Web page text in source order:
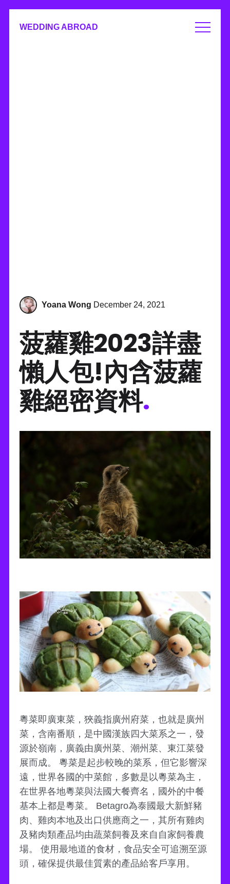
WEDDING ABROAD
Yoana Wong December 24, 2021
菠蘿雞2023詳盡
懶人包!內含菠蘿
雞絕密資料.
粵菜即廣東菜，狹義指廣州府菜，也就是廣州
菜，含南番順，是中國漢族四大菜系之一，發
源於嶺南，廣義由廣州菜、潮州菜、東江菜發
展而成。 粵菜是起步較晚的菜系，但它影響深
遠，世界各國的中菜館，多數是以粵菜為主，
在世界各地粵菜與法國大餐齊名，國外的中餐
基本上都是粵菜。 Betagro為泰國最大新鮮豬
肉、雞肉本地及出口供應商之一，其所有雞肉
及豬肉類產品均由蔬菜飼養及來自自家飼養農
場。 使用最地道的食材，食品安全可追溯至源
頭，確保提供最佳質素的產品給客戶享用。